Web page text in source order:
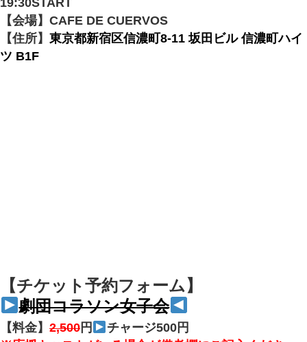
19:30START
【会場】CAFE DE CUERVOS
【住所】 東京都新宿区信濃町8-11 坂田ビル 信濃町ハイ
ツ B1F
【チケット予約フォーム】
劇団コラソン女子会
【料金】 2,500 円
チャージ500円